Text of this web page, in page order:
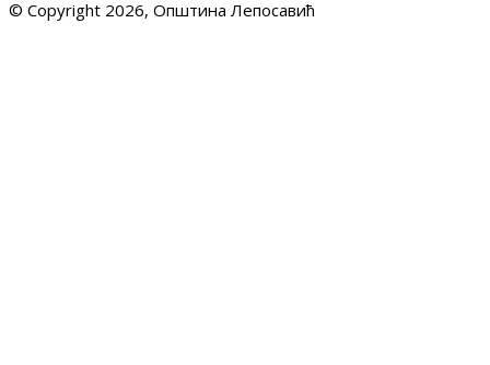
© Copyright 2026, Општина Лепосавић